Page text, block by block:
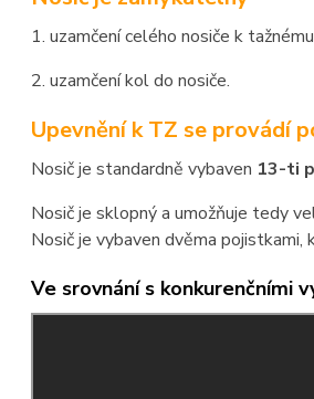
1. uzamčení celého nosiče k
2. uzamčení kol do nosiče.
Upevnění k TZ se provádí
Nosič je standardně vybaven 13-ti
Nosič je sklopný a umožňuje tedy
Nosič je vybaven dvěma pojistkami,
Ve srovnání s konkurenčními